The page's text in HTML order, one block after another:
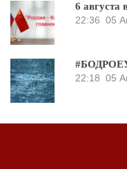
6 августа
22:36 05
22:18 05